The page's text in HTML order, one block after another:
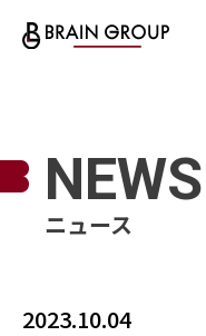
NEWS
ニュース
2023.10.04